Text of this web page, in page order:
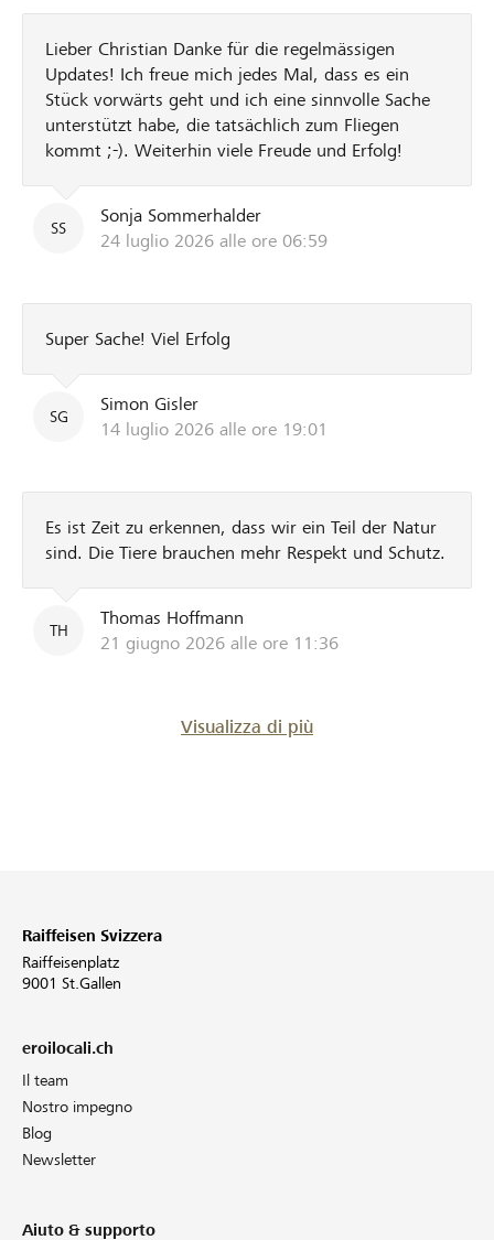
Lieber Christian Danke für die regelmässigen
Updates! Ich freue mich jedes Mal, dass es ein
Stück vorwärts geht und ich eine sinnvolle Sache
unterstützt habe, die tatsächlich zum Fliegen
kommt ;-). Weiterhin viele Freude und Erfolg!
SS
Sonja Sommerhalder
24 luglio 2026 alle ore 06:59
Super Sache! Viel Erfolg
SG
Simon Gisler
14 luglio 2026 alle ore 19:01
Es ist Zeit zu erkennen, dass wir ein Teil der Natur
sind. Die Tiere brauchen mehr Respekt und Schutz.
TH
Thomas Hoffmann
21 giugno 2026 alle ore 11:36
Visualizza di più
Raiffeisen Svizzera
Raiffeisenplatz
9001 St.Gallen
eroilocali.ch
Il team
Nostro impegno
Blog
Newsletter
Aiuto & supporto